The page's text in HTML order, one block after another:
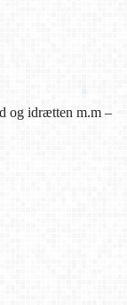
og idrætten m.m –